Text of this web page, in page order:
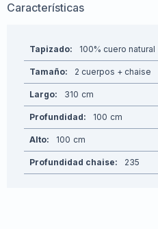
Características
Tapizado 100% cuero natural
Tamaño 2 cuerpos + chaise
Largo 310
Profundidad 100
Alto 100
Profundidad chaise 235